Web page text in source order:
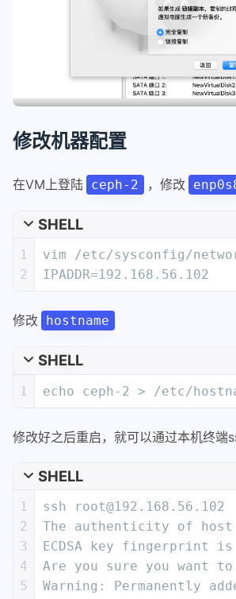
修改机器配置
在VM上登陆 ceph-2 ，修改
SHELL
1
2
vim /etc/sysconfig/
IPADDR=192.168.56.102
修改 hostname
SHELL
1 echo ceph-2 > /etc/
修改好之后重启，就可以通过本机终端
SHELL
1
2
3
4
5
ssh root@192.168.56.102
The authenticity of host
ECDSA key fingerprint is
Are you sure you want
Warning: Permanently